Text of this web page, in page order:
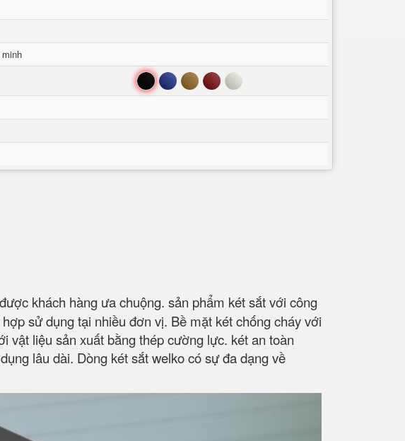
Đen Xanh Nâu Đỏ Trắng
khách hàng ưa chuộng. sản phẩm két sắt với công
sử dụng tại nhiều đơn vị. Bề mặt két chống cháy với
vật liệu sản xuất bằng thép cường lực. két an toàn
lâu dài. Dòng két sắt welko có sự đa dạng về